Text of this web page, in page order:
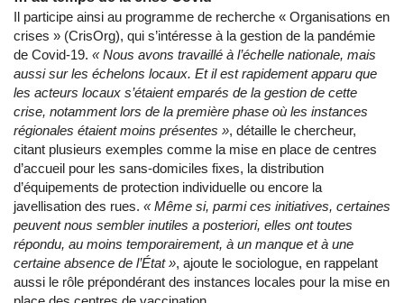
Il participe ainsi au programme de recherche « Organisations en
crises » (CrisOrg), qui s’intéresse à la gestion de la pandémie
de Covid-19. «Nous avons travaillé à l’échelle nationale, mais
aussi sur les échelons locaux. Et il est rapidement apparu que
les acteurs locaux s’étaient emparés de la gestion de cette
crise, notamment lors de la première phase où les instances
régionales étaient moins présentes », détaille le chercheur,
citant plusieurs exemples comme la mise en place de centres
d’accueil pour les sans-domiciles fixes, la distribution
d’équipements de protection individuelle ou encore la
javellisation des rues. «Même si, parmi ces initiatives, certaines
peuvent nous sembler inutiles a posteriori, elles ont toutes
répondu, au moins temporairement, à un manque et à une
certaine absence de l’État », ajoute le sociologue, en rappelant
aussi le rôle prépondérant des instances locales pour la mise en